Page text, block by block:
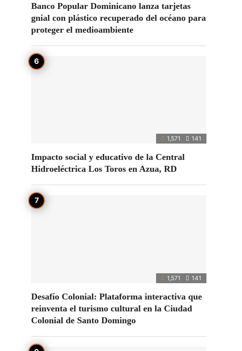
Banco Popular Dominicano lanza tarjetas
gnial con plástico recuperado del océano para
proteger el medioambiente
1,571 141
Impacto social y educativo de la Central
Hidroeléctrica Los Toros en Azua, RD
1,571 141
Desafío Colonial: Plataforma interactiva que
reinventa el turismo cultural en la Ciudad
Colonial de Santo Domingo